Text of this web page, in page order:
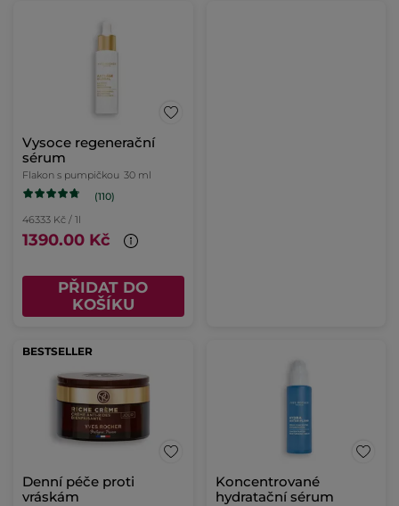
Vysoce regenerační
sérum
Flakon s pumpičkou 30 ml
(110)
46333 Kč / 1l
1390.00 Kč
PŘIDAT DO
KOŠÍKU
BESTSELLER
Denní péče proti
vráskám
Koncentrované
hydratační sérum